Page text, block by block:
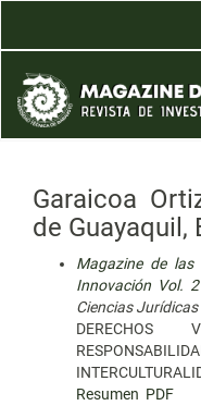
Contenido
principal
Barra
lateral
Garaicoa
de Guayaquil,
Magazine de las
Innovación Vol.
Ciencias Jurídicas
DERECHOS
Resumen PDF